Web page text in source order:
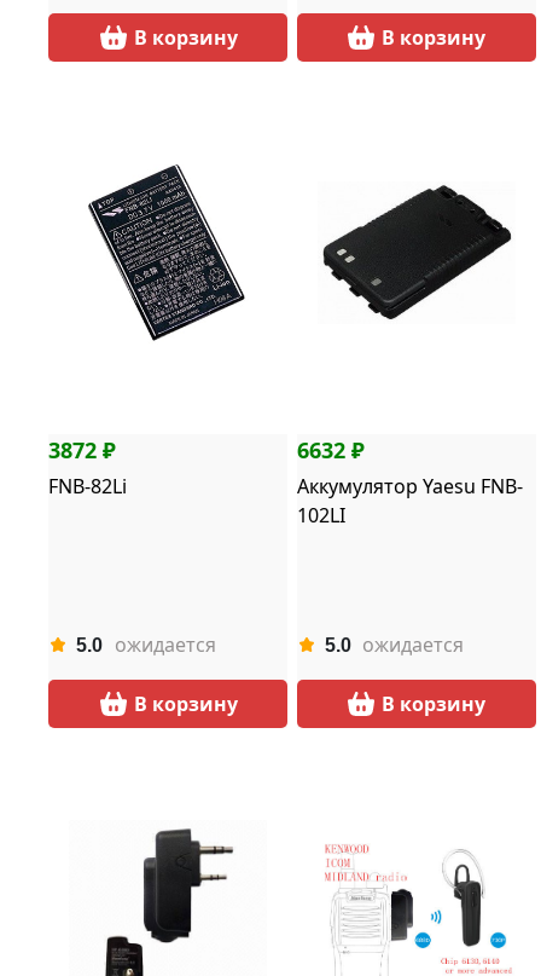
В корзину В корзину
3872 ₽
FNB-82Li
5.0 ожидается
В корзину
6632 ₽
Аккумулятор Yaesu FNB-
102LI
5.0 ожидается
В корзину